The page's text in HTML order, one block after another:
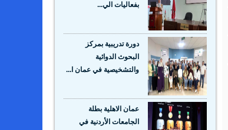
بفعاليات الي...
دورة تدريبية بمركز
البحوث الدوائية
والتشخيصية في عمان ا...
عمان الاهلية بطلة
الجامعات الأردنية في